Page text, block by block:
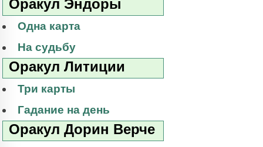
Оракул Эндоры
Одна карта
На судьбу
Оракул Литиции
Три карты
Гадание на день
Оракул Дорин Верче